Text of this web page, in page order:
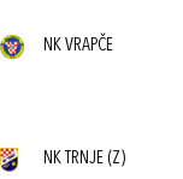
NK VRAPČE
NK TRNJE (Z)